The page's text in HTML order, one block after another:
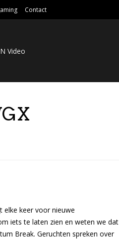
Contact
Video
elke keer voor nieuwe
iets te laten zien en weten we dat
Break. Geruchten spreken over